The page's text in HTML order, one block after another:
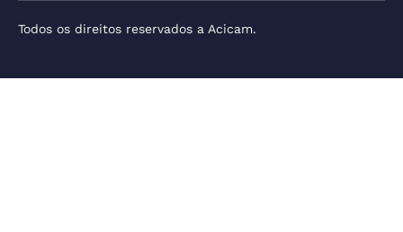
Todos os direitos reservados a Acicam.